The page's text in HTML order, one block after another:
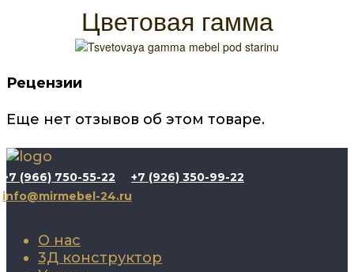
Цветовая гамма
Рецензии
Еще нет отзывов об этом товаре.
+7 (966) 750-55-22
+7 (926) 350-99-22
info@mirmebel-24.ru
О нас
3Д конструктор